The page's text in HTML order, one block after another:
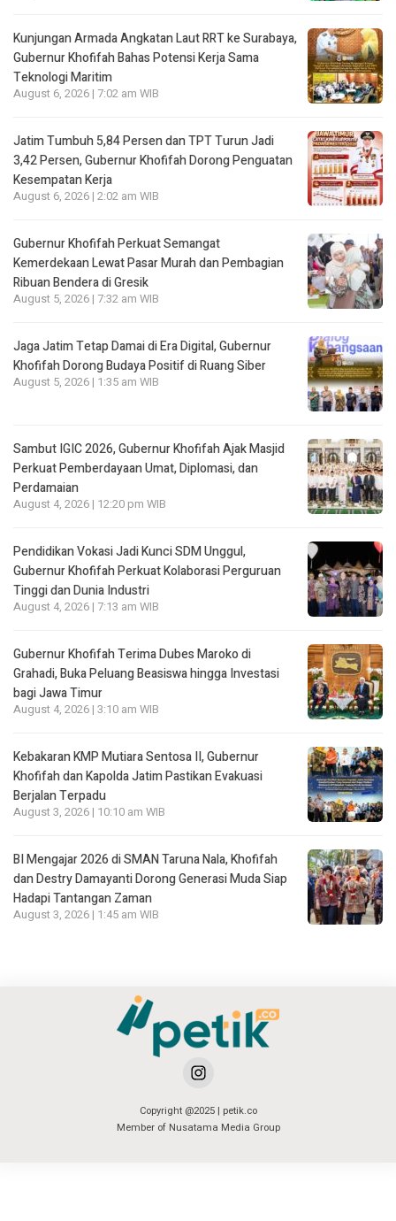
Kunjungan Armada Angkatan Laut RRT ke Surabaya,
Gubernur Khofifah Bahas Potensi Kerja Sama
Teknologi Maritim
August 6, 2026 | 7:02 am WIB
Jatim Tumbuh 5,84 Persen dan TPT Turun Jadi
3,42 Persen, Gubernur Khofifah Dorong Penguatan
Kesempatan Kerja
August 6, 2026 | 2:02 am WIB
Gubernur Khofifah Perkuat Semangat
Kemerdekaan Lewat Pasar Murah dan Pembagian
Ribuan Bendera di Gresik
August 5, 2026 | 7:32 am WIB
Jaga Jatim Tetap Damai di Era Digital, Gubernur
Khofifah Dorong Budaya Positif di Ruang Siber
August 5, 2026 | 1:35 am WIB
Sambut IGIC 2026, Gubernur Khofifah Ajak Masjid
Perkuat Pemberdayaan Umat, Diplomasi, dan
Perdamaian
August 4, 2026 | 12:20 pm WIB
Pendidikan Vokasi Jadi Kunci SDM Unggul,
Gubernur Khofifah Perkuat Kolaborasi Perguruan
Tinggi dan Dunia Industri
August 4, 2026 | 7:13 am WIB
Gubernur Khofifah Terima Dubes Maroko di
Grahadi, Buka Peluang Beasiswa hingga Investasi
bagi Jawa Timur
August 4, 2026 | 3:10 am WIB
Kebakaran KMP Mutiara Sentosa II, Gubernur
Khofifah dan Kapolda Jatim Pastikan Evakuasi
Berjalan Terpadu
August 3, 2026 | 10:10 am WIB
BI Mengajar 2026 di SMAN Taruna Nala, Khofifah
dan Destry Damayanti Dorong Generasi Muda Siap
Hadapi Tantangan Zaman
August 3, 2026 | 1:45 am WIB
Copyright @2025 | petik.co
Member of Nusatama Media Group